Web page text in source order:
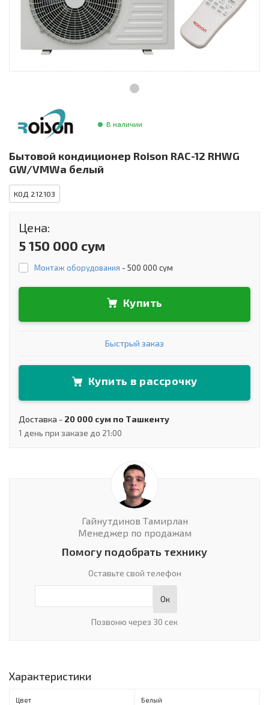
Инструменты и техника
Товары для дома
Красота и здоровье
Сантехника В наличии
Бытовой кондиционер Roison RAC-12 RHWG
GW/VMWa белый
КОД 212103
Цена:
5 150 000 сум
Монтаж оборудования - 500 000 сум
Купить
Быстрый заказ
Купить в рассрочку
Доставка - 20 000 сум по Ташкенту
1 день при заказе до 21:00
Гайнутдинов Тамирлан
Менеджер по продажам
Помогу подобрать технику
Оставьте свой телефон
Ок
Позвоню через 30 сек
Характеристики
Цвет Белый